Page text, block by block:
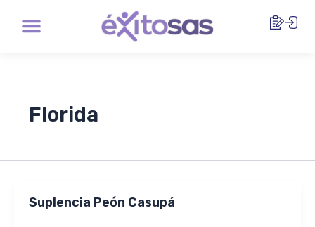
Menu
Florida
Suplencia Peón Casupá